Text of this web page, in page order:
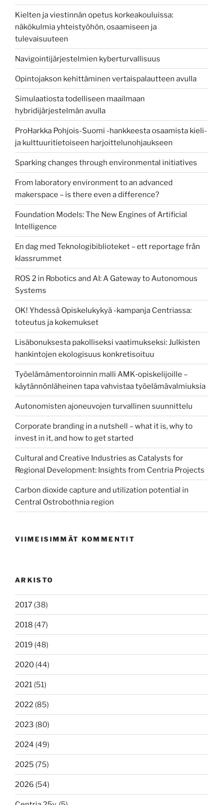
Kielten ja viestinnän opetus korkeakouluissa:
näkökulmia yhteistyöhön, osaamiseen ja
tulevaisuuteen
Navigointijärjestelmien kyberturvallisuus
Opintojakson kehittäminen vertaispalautteen avulla
Simulaatiosta todelliseen maailmaan
hybridijärjestelmän avulla
ProHarkka Pohjois-Suomi -hankkeesta osaamista kieli-
ja kulttuuritietoiseen harjoittelunohjaukseen
Sparking changes through environmental initiatives
From laboratory environment to an advanced
makerspace – is there even a difference?
Foundation Models: The New Engines of Artificial
Intelligence
En dag med Teknologibiblioteket – ett reportage från
klassrummet
ROS 2 in Robotics and AI: A Gateway to Autonomous
Systems
OK! Yhdessä Opiskelukykyä -kampanja Centriassa:
toteutus ja kokemukset
Lisäbonuksesta pakolliseksi vaatimukseksi: Julkisten
hankintojen ekologisuus konkretisoituu
Työelämämentoroinnin malli AMK‑opiskelijoille –
käytännönläheinen tapa vahvistaa työelämävalmiuksia
Autonomisten ajoneuvojen turvallinen suunnittelu
Corporate branding in a nutshell – what it is, why to
invest in it, and how to get started
Cultural and Creative Industries as Catalysts for
Regional Development: Insights from Centria Projects
Carbon dioxide capture and utilization potential in
Central Ostrobothnia region
VIIMEISIMMÄT KOMMENTIT
ARKISTO
2017 (38)
2018 (47)
2019 (48)
2020 (44)
2021 (51)
2022 (85)
2023 (80)
2024 (49)
2025 (75)
2026 (54)